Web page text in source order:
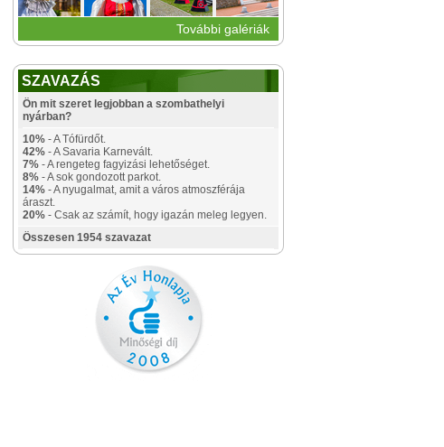
További galériák
SZAVAZÁS
Ön mit szeret legjobban a szombathelyi
nyárban?
10% - A Tófürdőt.
42% - A Savaria Karnevált.
7% - A rengeteg fagyizási lehetőséget.
8% - A sok gondozott parkot.
14% - A nyugalmat, amit a város atmoszférája
áraszt.
20% - Csak az számít, hogy igazán meleg legyen.
Összesen 1954 szavazat